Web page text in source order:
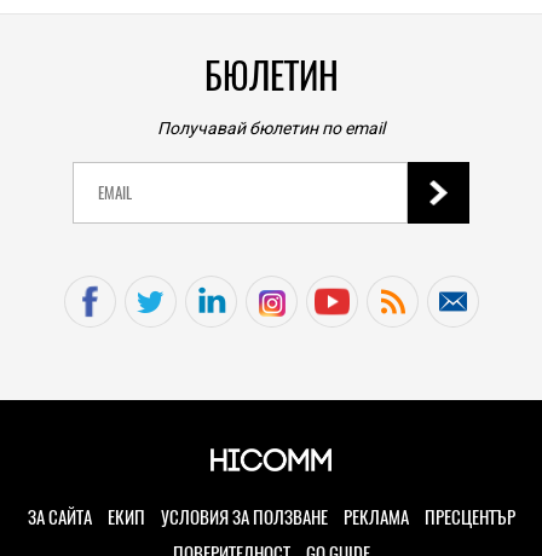
БЮЛЕТИН
Получавай бюлетин по email
ЗА САЙТА ЕКИП УСЛОВИЯ ЗА ПОЛЗВАНЕ РЕКЛАМА
ПРЕСЦЕНТЪР